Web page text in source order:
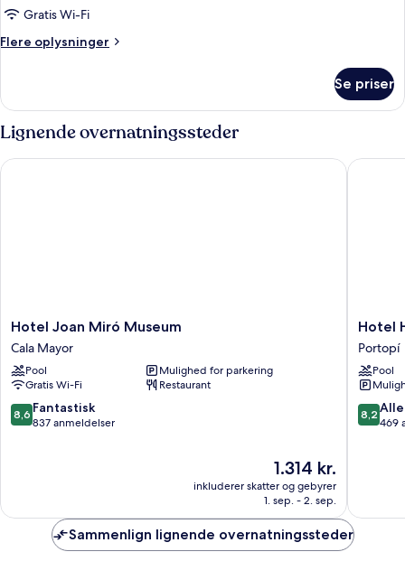
Gratis Wi-Fi
Flere oplysninger
Flere
Se priser
Lignende overnatningssteder
Hotel
Joan
Miró
Museum
Cala
Mayor
Hotel Joan Miró Museum
Cala Mayor
Pool
Mulighed for parkering
Gratis Wi-Fi
Restaurant
8.6
ud
8,6 Fantastisk
837 anmeldelser
Prisen
er
1.314 kr.
1.314 kr.
inkluderer skatter og gebyrer
1. sep. - 2. sep.
Hotel Joan Miró Museum
Hotel
Mallorca
Portopí
Hotel
Portopí
Pool
8.2
ud
8,2
469
Hotel
Sammenlign lignende overnatningssteder